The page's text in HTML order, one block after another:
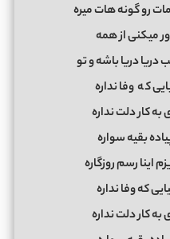
رو گونه هات میره
میکنی از همه
دریا باشه و تو
کهوفا نداره
کار دلت نداره
بقیه سواره
اینا رسم روزگاره
که وفا نداره
کار دلت نداره